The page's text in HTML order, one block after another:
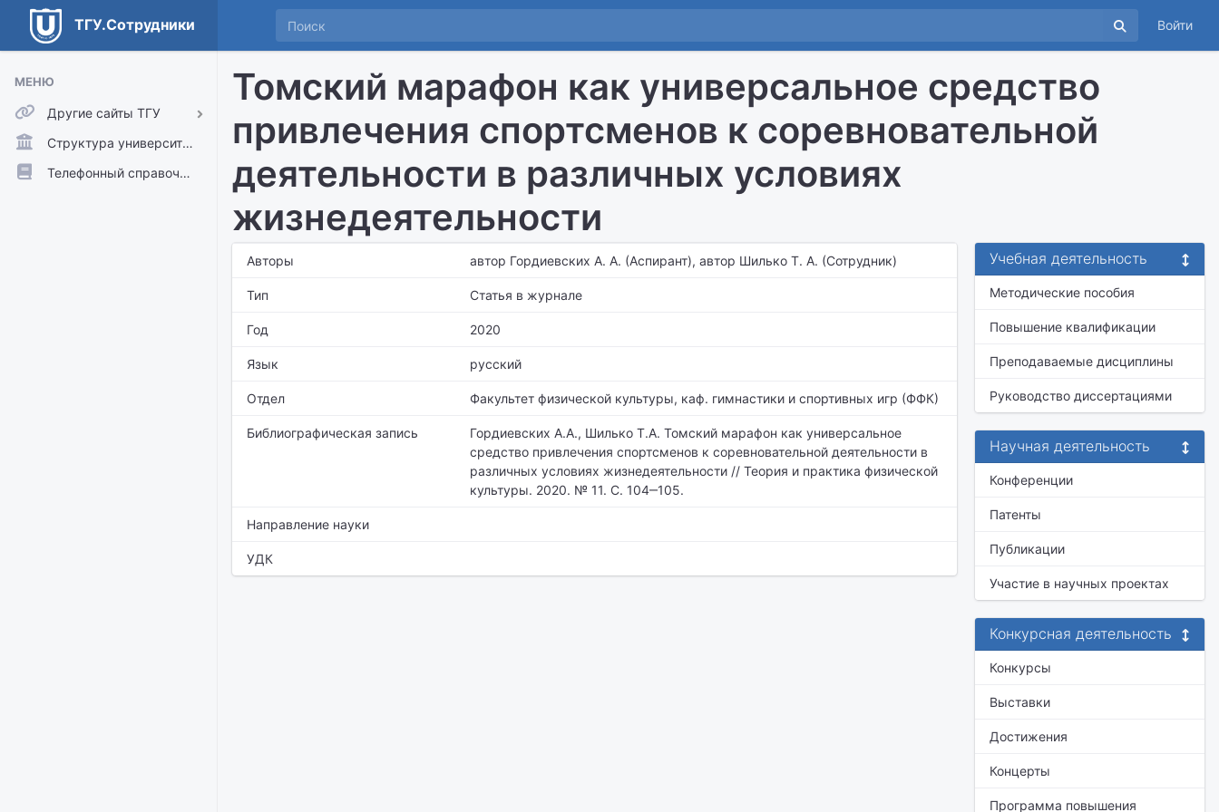
ТГУ.Сотрудники Войти
МЕНЮ
Другие сайты ТГУ
ТГУ.Аккаунты
ТГУ.Расписание
Структура университета
Телефонный справочник
Томский марафон как универсальное средство
привлечения спортсменов к соревновательной
деятельности в различных условиях
жизнедеятельности
Авторы автор Гордиевских А. А. (Аспирант), автор Шилько Т. А. (Сотрудник)
Тип Статья в журнале
Год 2020
Язык русский
Отдел Факультет физической культуры, каф. гимнастики и спортивных игр (ФФК)
Библиографическая запись
Гордиевских А.А., Шилько Т.А. Томский марафон как универсальное
средство привлечения спортсменов к соревновательной деятельности в
различных условиях жизнедеятельности // Теория и практика физической
культуры. 2020. № 11. С. 104‒105.
Направление науки
УДК
Учебная деятельность
Методические пособия
Повышение квалификации
Преподаваемые дисциплины
Руководство диссертациями
Научная деятельность
Конференции
Патенты
Публикации
Участие в научных проектах
Конкурсная деятельность
Конкурсы
Выставки
Достижения
Концерты
Программа повышения